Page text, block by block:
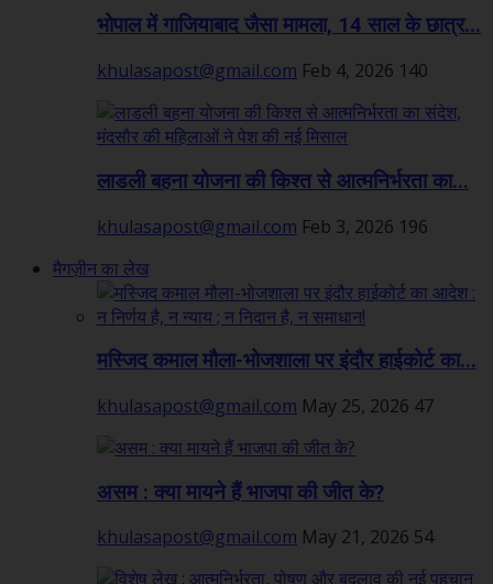
भोपाल में गाजियाबाद जैसा मामला, 14 साल के छात्र...
khulasapost@gmail.com Feb 4, 2026 140
लाडली बहना योजना की किश्त से आत्मनिर्भरता का...
khulasapost@gmail.com Feb 3, 2026 196
मैगज़ीन का लेख
मस्जिद कमाल मौला-भोजशाला पर इंदौर हाईकोर्ट का...
khulasapost@gmail.com May 25, 2026 47
असम : क्या मायने हैं भाजपा की जीत के?
khulasapost@gmail.com May 21, 2026 54